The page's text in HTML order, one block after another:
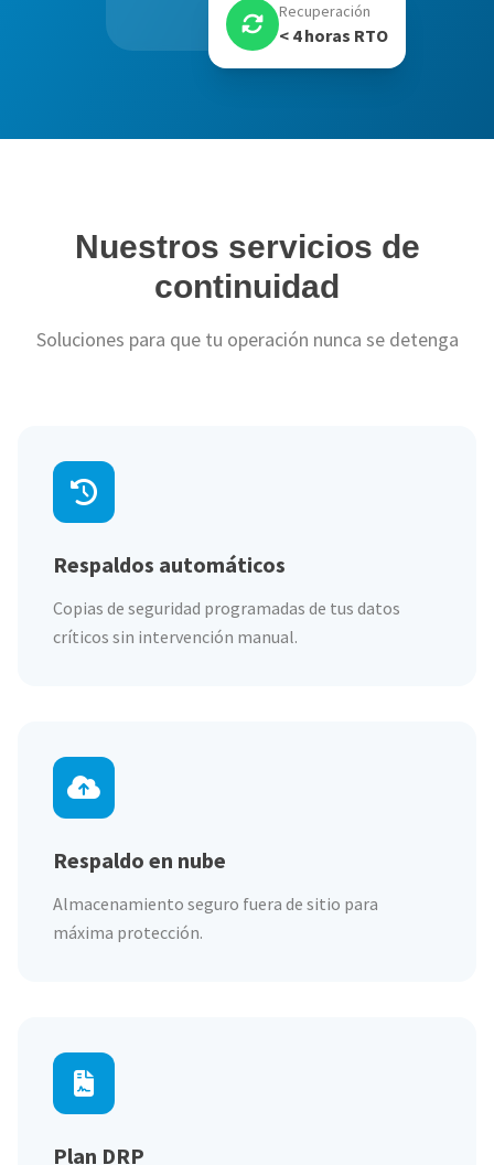
Recuperación
< 4 horas RTO
Nuestros servicios de
continuidad
Soluciones para que tu operación nunca se detenga
Respaldos automáticos
Copias de seguridad programadas de tus datos
críticos sin intervención manual.
Respaldo en nube
Almacenamiento seguro fuera de sitio para
máxima protección.
Plan DRP